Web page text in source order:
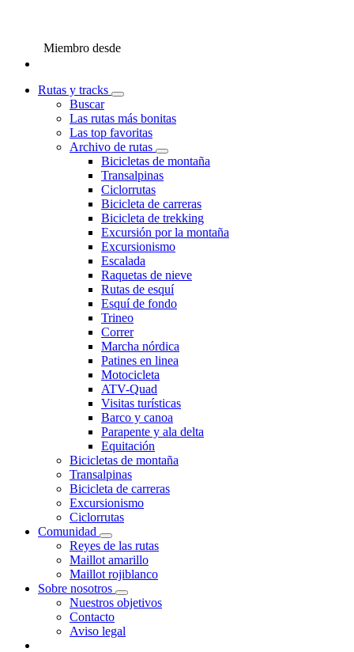
Miembro desde
Rutas y tracks
Buscar
Las rutas más bonitas
Las top favoritas
Archivo de rutas
Bicicletas de montaña
Transalpinas
Ciclorrutas
Bicicleta de carreras
Bicicleta de trekking
Excursión por la montaña
Excursionismo
Escalada
Raquetas de nieve
Rutas de esquí
Esquí de fondo
Trineo
Correr
Marcha nórdica
Patines en linea
Motocicleta
ATV-Quad
Visitas turísticas
Barco y canoa
Parapente y ala delta
Equitación
Bicicletas de montaña
Transalpinas
Bicicleta de carreras
Excursionismo
Ciclorrutas
Comunidad
Reyes de las rutas
Maillot amarillo
Maillot rojiblanco
Sobre nosotros
Nuestros objetivos
Contacto
Aviso legal